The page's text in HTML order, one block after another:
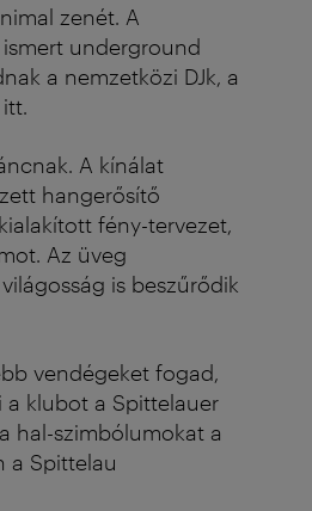
zenét. A
underground
a nemzetközi DJk, a
A kínálat
hangerősítő
fény-tervezet,
Az üveg
is beszűrődik
vendégeket fogad,
a klubot a Spittelauer
hal-szimbólumokat a
a Spittelau